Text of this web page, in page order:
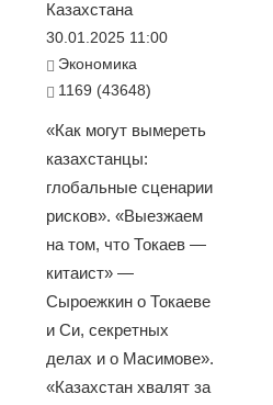
Казахстана
30.01.2025 11:00
Экономика
1169 (43648)
«Как могут вымереть
казахстанцы:
глобальные сценарии
рисков». «Выезжаем
на том, что Токаев —
китаист» —
Сыроежкин о Токаеве
и Си, секретных
делах и о Масимове».
«Казахстан хвалят за